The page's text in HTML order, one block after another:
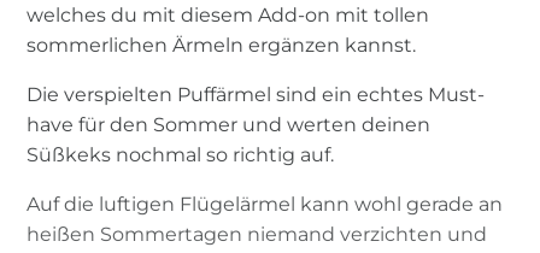
welches du mit diesem Add-on mit tollen
sommerlichen Ärmeln ergänzen kannst.
Die verspielten Puffärmel sind ein echtes Must-
have für den Sommer und werten deinen
Süßkeks nochmal so richtig auf.
Auf die luftigen Flügelärmel kann wohl gerade an
heißen Sommertagen niemand verzichten und